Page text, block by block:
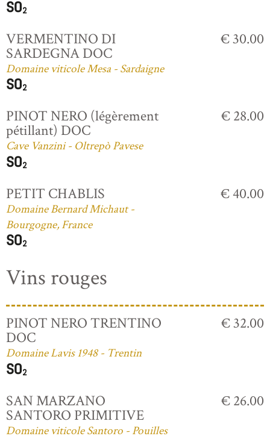
VERMENTINO DI
SARDEGNA DOC
Domaine viticole Mesa - Sardaigne
€ 30.00
PINOT NERO (légèrement
pétillant) DOC
Cave Vanzini - Oltrepò Pavese
€ 28.00
PETIT CHABLIS
Domaine Bernard Michaut -
Bourgogne, France
€ 40.00
Vins rouges
PINOT NERO TRENTINO
DOC
Domaine Lavis 1948 - Trentin
€ 32.00
SAN MARZANO
SANTORO PRIMITIVE
Domaine viticole Santoro - Pouilles
€ 26.00